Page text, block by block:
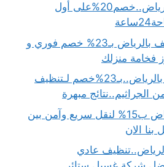
شركة تنظيف بيوت الرياض..خصم20%على أول
توزيع الإنارة في السقف بالرياض بـ23% خصم فوري و
فخامة منزلك
شركة تنظيف خزانات بالرياض..بـ23%خصم لـتنظيف
الجراثيم..نتائج مبهرة
ونيت نقل عفش بالرياض ب15% لنقل سريع وآمن بين
بنا الان
عادي